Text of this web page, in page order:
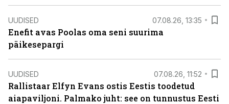
UUDISED 07.08.26, 13:35
Enefit avas Poolas oma seni suurima
päikesepargi
UUDISED 07.08.26, 11:52
Rallistaar Elfyn Evans ostis Eestis toodetud
aiapaviljoni. Palmako juht: see on tunnustus Eesti